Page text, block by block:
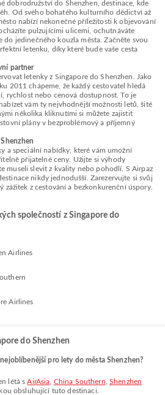
dobrodružství do Shenzhen, destinace, kde
Od svého bohatého kulturního dědictví až
nabízí nekonečné příležitosti k objevování
pulzujícími ulicemi, ochutnáváte
jedinečného kouzla města. Začněte svou
letenku, díky které bude vaše cesta
partner
letenky z Singapore do Shenzhen. Jako
2011 chápeme, že každý cestovatel hledá
rychlost nebo cenová dostupnost. To je
vám ty nejvhodnější možnosti letů, šité
několika kliknutími si můžete zajistit
plány v bezproblémový a příjemný
a speciální nabídky, které vám umožní
přijatelné ceny. Užijte si výhody
museli slevit z kvality nebo pohodlí. S Airpaz
nikdy jednodušší. Zarezervujte si svůj
zážitek z cestování a bezkonkurenční úspory.
společností z Singapore do
Airlines
Airlines
do Shenzhen
pro lety do města Shenzhen?
létá sAirAsia China Southern Shenzhen
obsluhující tuto destinaci.